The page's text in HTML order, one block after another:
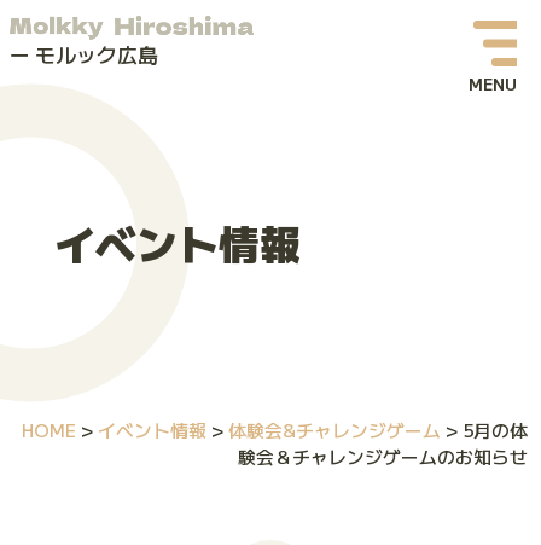
モルックってなに？
お問い合わせ
モルック広島
イベント情報
HOME > イベント情報 >体験会&チャレンジゲーム > 5月の体
験会＆チャレンジゲームのお知らせ